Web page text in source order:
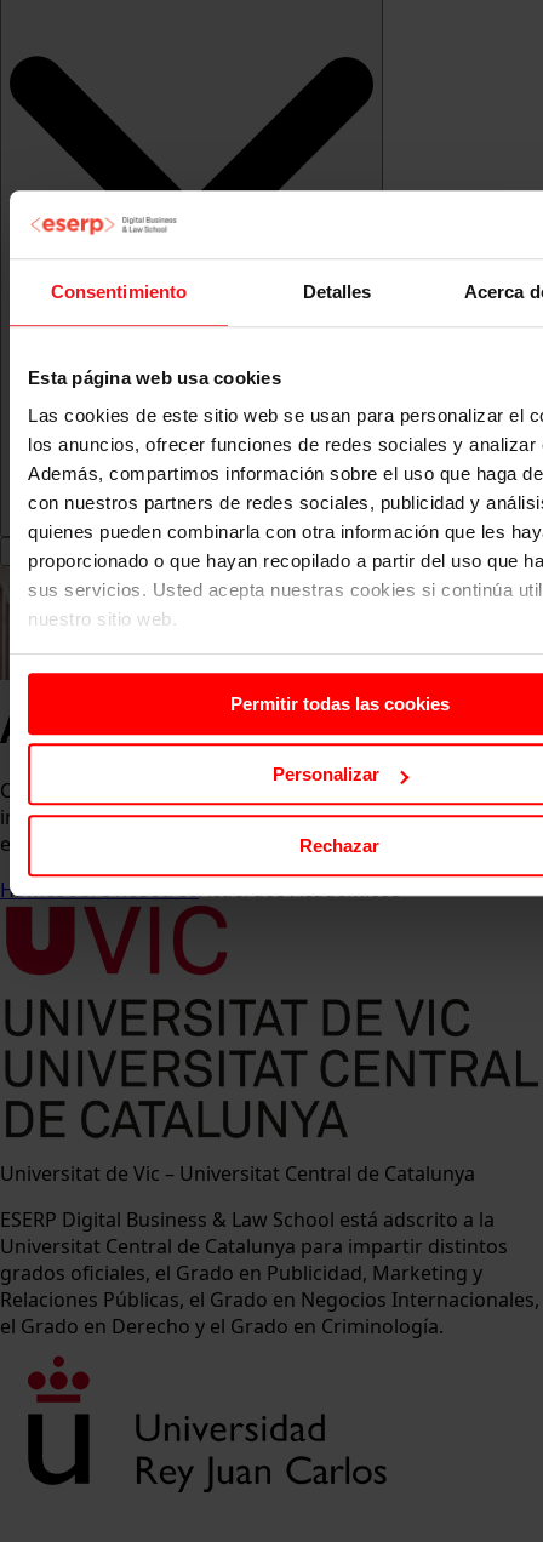
Consentimiento Detalles Acerca
Esta página web usa cookies
Las cookies de este sitio web se usan para personalizar el
los anuncios, ofrecer funciones de redes sociales y analizar
Además, compartimos información sobre el uso que haga
con nuestros partners de redes sociales, publicidad y
quienes pueden combinarla con otra información que les
proporcionado o que hayan recopilado a partir del uso que
sus servicios. Usted acepta nuestras cookies si continúa
nuestro sitio web.
Permitir todas las cookies
Personalizar
Rechazar
Acuerdos Académicos
Colaboramos con universidades nacionales e
internacionales para ofrecer titulaciones oficiales y
experiencias académicas globales.
HomeSobre nosotrosAcuerdos Académicos
Universitat de Vic – Universitat Central de Catalunya
ESERP Digital Business & Law School está adscrito a la
Universitat Central de Catalunya para impartir distintos
grados oficiales, el Grado en Publicidad, Marketing y
Relaciones Públicas, el Grado en Negocios Internacionales,
el Grado en Derecho y el Grado en Criminología.